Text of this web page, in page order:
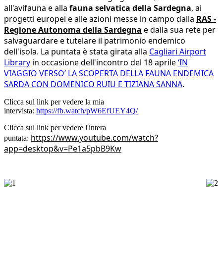
all'avifauna e alla fauna selvatica della Sardegna, ai
progetti europei e alle azioni messe in campo dalla RAS -
Regione Autonoma della Sardegna e dalla sua rete per
salvaguardare e tutelare il patrimonio endemico
dell'isola. La puntata è stata girata alla Cagliari Airport
Library in occasione dell'incontro del 18 aprile‘IN
VIAGGIO VERSO’ LA SCOPERTA DELLA FAUNA ENDEMICA
SARDA CON DOMENICO RUIU E TIZIANA SANNA.
Clicca sul link per vedere la mia
intervista: https://fb.watch/pW6EfUEY4Q/
Clicca sul link per vedere l'intera
puntata: https://www.youtube.com/watch?
app=desktop&v=Pe1a5pbB9Kw